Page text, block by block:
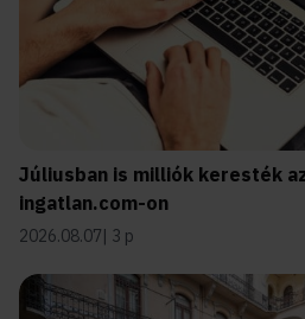
Júliusban is milliók keresték
ingatlan.com-on
2026.08.07 3 p